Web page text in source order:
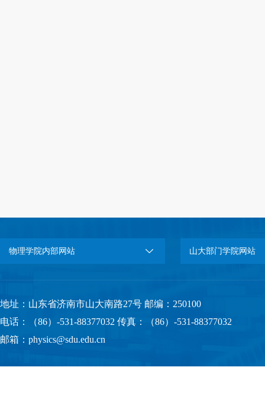
物理学院内部网站 山大部门学院网站
地址：山东省济南市山大南路27号 邮编：250100
电话：（86）-531-88377032 传真：（86）-531-88377032
邮箱：physics@sdu.edu.cn